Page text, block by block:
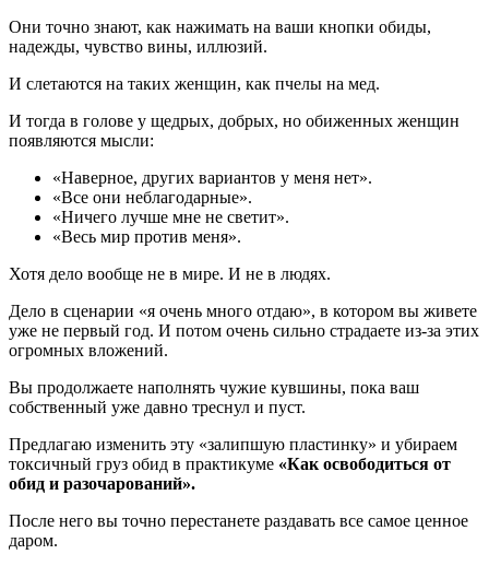
Они точно знают, как нажимать на ваши кнопки обиды,
надежды, чувство вины, иллюзий.
И слетаются на таких женщин, как пчелы на мед.
И тогда в голове у щедрых, добрых, но обиженных женщин
появляются мысли:
«Наверное, других вариантов у меня нет».
«Все они неблагодарные».
«Ничего лучше мне не светит».
«Весь мир против меня».
Хотя дело вообще не в мире. И не в людях.
Дело в сценарии «я очень много отдаю», в котором вы живете
уже не первый год. И потом очень сильно страдаете из-за этих
огромных вложений.
Вы продолжаете наполнять чужие кувшины, пока ваш
собственный уже давно треснул и пуст.
Предлагаю изменить эту «залипшую пластинку» и убираем
токсичный груз обид в практикуме «Как освободиться от
обид и разочарований».
После него вы точно перестанете раздавать все самое ценное
даром.